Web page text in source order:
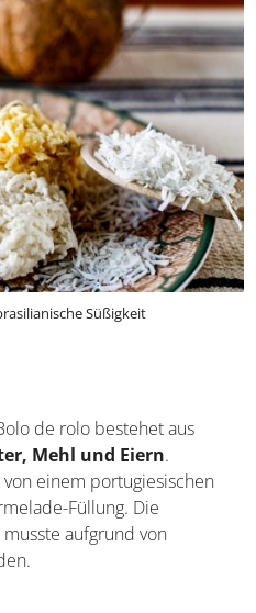
de rolo bestehet aus
Mehl und Eiern.
einem portugiesischen
Füllung. Die
aufgrund von